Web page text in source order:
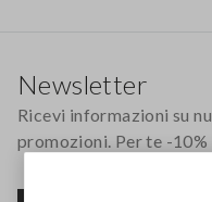
Newsletter
Ricevi informazioni su
promozioni. Per te -10%